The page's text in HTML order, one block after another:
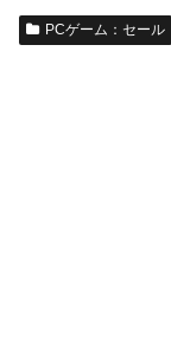
PCゲーム：セール